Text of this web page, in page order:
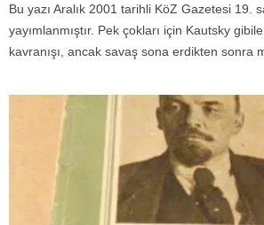
Bu yazı Aralık 2001 tarihli KöZ Gazetesi 19.
yayımlanmıştır. Pek çokları için Kautsky
kavranışı, ancak savaş sona erdikten sonra